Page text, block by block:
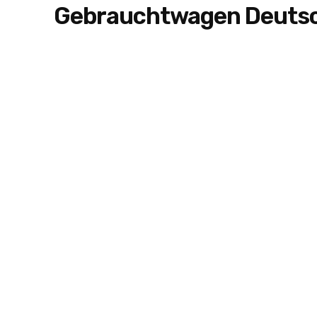
Gebrauchtwagen